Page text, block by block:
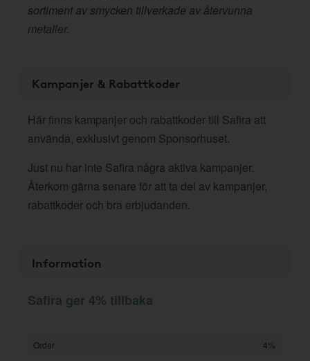
sortiment av smycken tillverkade av återvunna
metaller.
Kampanjer & Rabattkoder
Här finns kampanjer och rabattkoder till Safira att
använda, exklusivt genom Sponsorhuset.
Just nu har inte Safira några aktiva kampanjer.
Återkom gärna senare för att ta del av kampanjer,
rabattkoder och bra erbjudanden.
Information
Safira ger 4% tillbaka
Order 4%